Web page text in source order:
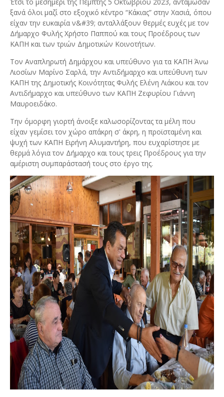
ξανά όλοι μαζί στο εξοχικό κέντρο “Κάκιας” στην Χασιά, όπου
είχαν την ευκαιρία ν&#39; ανταλλάξουν θερμές ευχές με τον
Δήμαρχο Φυλής Χρήστο Παππού και τους Προέδρους των
ΚΑΠΗ και των τριών Δημοτικών Κοινοτήτων.
Τον Αναπληρωτή Δημάρχου και υπεύθυνο για τα ΚΑΠΗ Άνω
Λιοσίων Μαρίνο Σαρλά, την Αντιδήμαρχο και υπεύθυνη των
ΚΑΠΗ της Δημοτικής Κοινότητας Φυλής Ελένη Λιάκου και τον
Αντιδήμαρχο και υπεύθυνο των ΚΑΠΗ Ζεφυρίου Γιάννη
Μαυροειδάκο.
Την όμορφη γιορτή άνοιξε καλωσορίζοντας τα μέλη που
είχαν γεμίσει τον χώρο απ΄άκρη σ' άκρη, η προϊσταμένη και
ψυχή των ΚΑΠΗ Ειρήνη Αλυμαντήρη, που ευχαρίστησε με
θερμά λόγια τον Δήμαρχο και τους τρεις Προέδρους για την
αμέριστη συμπαράστασή τους στο έργο της.